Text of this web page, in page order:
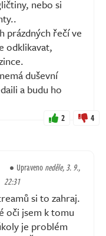
nebo si
prázdných řečí ve
odklikavat,
duševní
a budu ho
2 4
Upravenoneděle, 3. 9.,
22:31
si to zahraj.
oči jsem k tomu
je problém